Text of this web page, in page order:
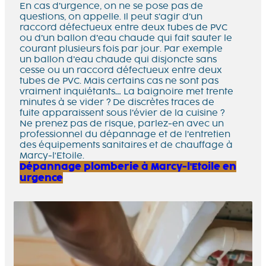
En cas d’urgence, on ne se pose pas de
questions, on appelle. Il peut s’agir d’un
raccord défectueux entre deux tubes de PVC
ou d’un ballon d’eau chaude qui fait sauter le
courant plusieurs fois par jour. Par exemple
un ballon d’eau chaude qui disjoncte sans
cesse ou un raccord défectueux entre deux
tubes de PVC. Mais certains cas ne sont pas
vraiment inquiétants… La baignoire met trente
minutes à se vider ? De discrètes traces de
fuite apparaissent sous l’évier de la cuisine ?
Ne prenez pas de risque, parlez-en avec un
professionnel du dépannage et de l’entretien
des équipements sanitaires et de chauffage à
Marcy-l'Etoile.
Dépannage plomberie à Marcy-l'Etoile en
urgence